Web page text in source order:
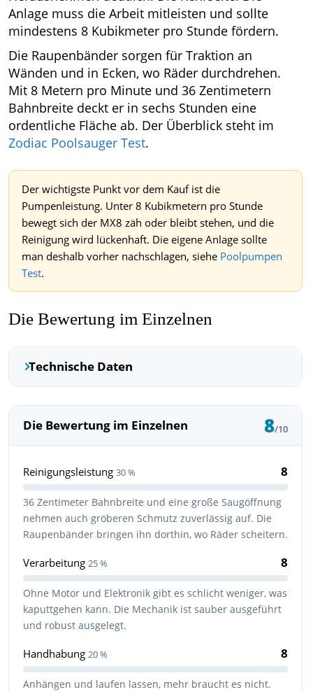
Anlage muss die Arbeit mitleisten und sollte
mindestens 8 Kubikmeter pro Stunde fördern.
Die Raupenbänder sorgen für Traktion an
Wänden und in Ecken, wo Räder durchdrehen.
Mit 8 Metern pro Minute und 36 Zentimetern
Bahnbreite deckt er in sechs Stunden eine
ordentliche Fläche ab. Der Überblick steht im
Zodiac Poolsauger Test.
Der wichtigste Punkt vor dem Kauf ist die
Pumpenleistung. Unter 8 Kubikmetern pro Stunde
bewegt sich der MX8 zäh oder bleibt stehen, und die
Reinigung wird lückenhaft. Die eigene Anlage sollte
man deshalb vorher nachschlagen, siehe Poolpumpen
Test.
Die Bewertung im Einzelnen
Technische Daten
Die Bewertung im Einzelnen 8/10
Reinigungsleistung 30 % 8
36 Zentimeter Bahnbreite und eine große Saugöffnung
nehmen auch gröberen Schmutz zuverlässig auf. Die
Raupenbänder bringen ihn dorthin, wo Räder scheitern.
Verarbeitung 25 % 8
Ohne Motor und Elektronik gibt es schlicht weniger, was
kaputtgehen kann. Die Mechanik ist sauber ausgeführt
und robust ausgelegt.
Handhabung 20 % 8
Anhängen und laufen lassen, mehr braucht es nicht.